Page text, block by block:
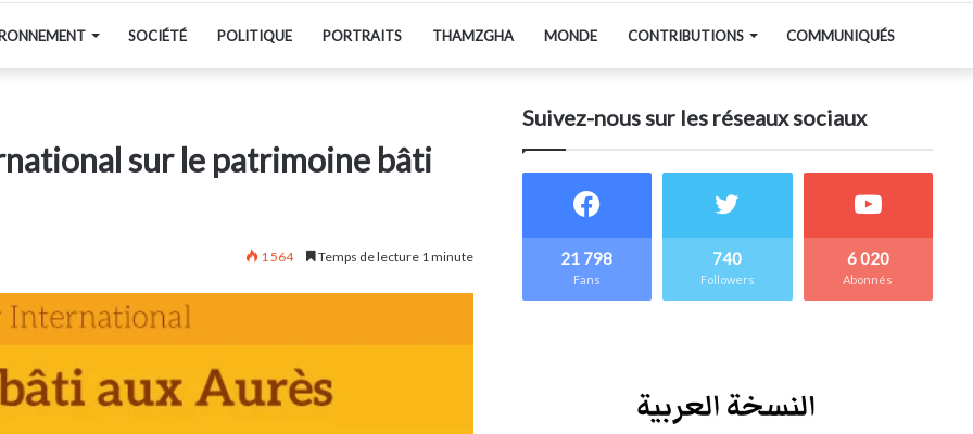
SOCIÉTÉ POLITIQUE PORTRAITS THAMZGHA MONDE CONTRIBUTIONS COMMUNIQUÉS
sur le patrimoine bâti
1 564 Temps de lecture 1 minute
Suivez-nous sur les réseaux sociaux
21 798
Fans
740
Followers
6 020
Abonnés